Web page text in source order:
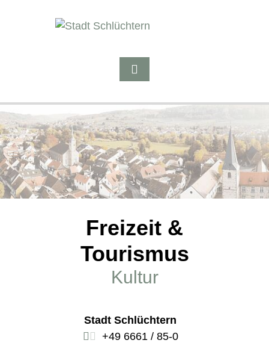
Freizeit &
Tourismus
Kultur
Stadt Schlüchtern
+49 6661 / 85-0